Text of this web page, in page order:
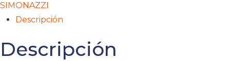
SIMONAZZI
Descripción
Descripción